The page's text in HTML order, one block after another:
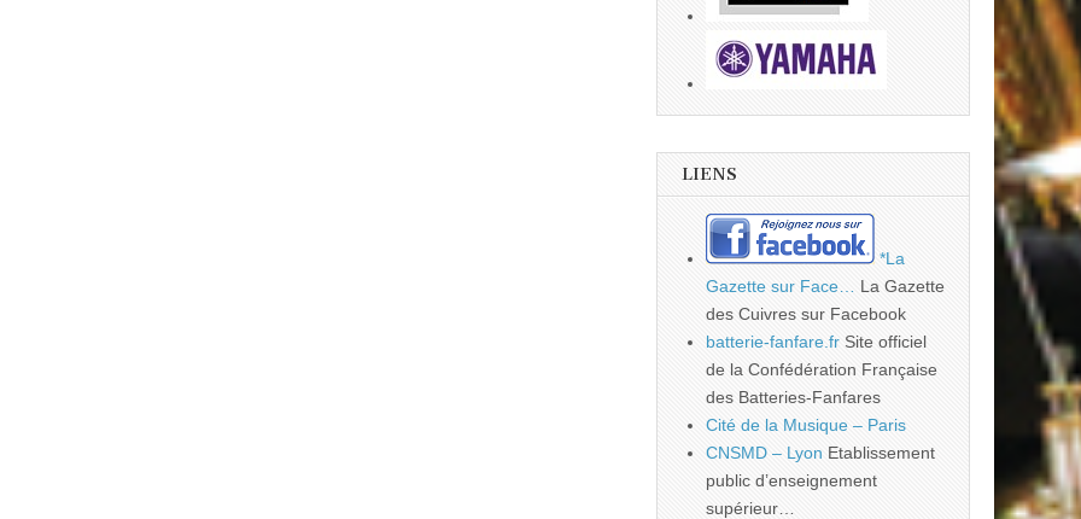
LIENS
*La
Gazette sur Face…
La Gazette
des Cuivres sur Facebook
batterie-fanfare.fr Site officiel
de la Confédération Française
des Batteries-Fanfares
Cité de la Musique – Paris
CNSMD – Lyon Etablissement
public d’enseignement
supérieur…